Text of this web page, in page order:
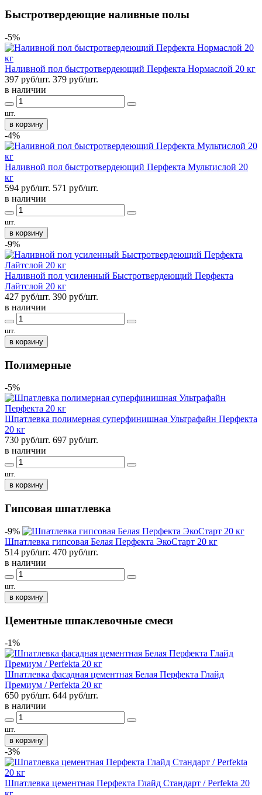
Быстротвердеющие наливные полы
-5%
Наливной пол быстротвердеющий Перфекта Нормаслой 20 кг
397 руб/шт. 379 руб/шт.
в наличии
шт.
в корзину
-4%
Наливной пол быстротвердеющий Перфекта Мультислой 20
кг
594 руб/шт. 571 руб/шт.
в наличии
шт.
в корзину
-9%
Наливной пол усиленный Быстротвердеющий Перфекта
Лайтслой 20 кг
427 руб/шт. 390 руб/шт.
в наличии
шт.
в корзину
Полимерные
-5%
Шпатлевка полимерная суперфинишная Ультрафайн Перфекта
20 кг
730 руб/шт. 697 руб/шт.
в наличии
шт.
в корзину
Гипсовая шпатлевка
-9%
Шпатлевка гипсовая Белая Перфекта ЭкоСтарт 20 кг
514 руб/шт. 470 руб/шт.
в наличии
шт.
в корзину
Цементные шпаклевочные смеси
-1%
Шпатлевка фасадная цементная Белая Перфекта Глайд
Премиум / Perfekta 20 кг
650 руб/шт. 644 руб/шт.
в наличии
шт.
в корзину
-3%
Шпатлевка цементная Перфекта Глайд Стандарт / Perfekta 20